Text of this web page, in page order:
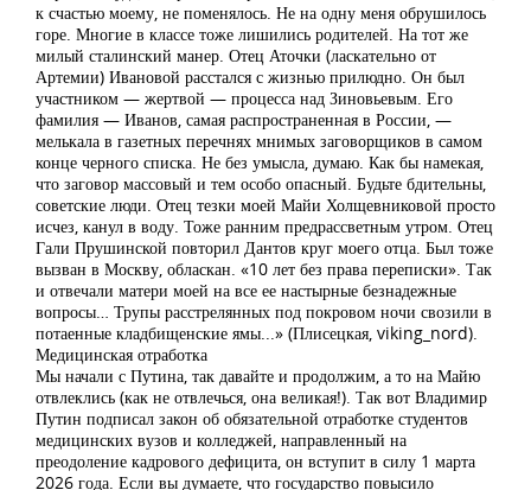
к счастью моему, не поменялось. Не на одну меня обрушилось
горе. Многие в классе тоже лишились родителей. На тот же
милый сталинский манер. Отец Аточки (ласкательно от
Артемии) Ивановой расстался с жизнью прилюдно. Он был
участником — жертвой — процесса над Зиновьевым. Его
фамилия — Иванов, самая распространенная в России, —
мелькала в газетных перечнях мнимых заговорщиков в самом
конце черного списка. Не без умысла, думаю. Как бы намекая,
что заговор массовый и тем особо опасный. Будьте бдительны,
советские люди. Отец тезки моей Майи Холщевниковой просто
исчез, канул в воду. Тоже ранним предрассветным утром. Отец
Гали Прушинской повторил Дантов круг моего отца. Был тоже
вызван в Москву, обласкан. «10 лет без права переписки». Так
и отвечали матери моей на все ее настырные безнадежные
вопросы… Трупы расстрелянных под покровом ночи свозили в
потаенные кладбищенские ямы...» (Плисецкая, viking_nord).
Медицинская отработка
Мы начали с Путина, так давайте и продолжим, а то на Майю
отвлеклись (как не отвлечься, она великая!). Так вот Владимир
Путин подписал закон об обязательной отработке студентов
медицинских вузов и колледжей, направленный на
преодоление кадрового дефицита, он вступит в силу 1 марта
2026 года. Если вы думаете, что государство повысило